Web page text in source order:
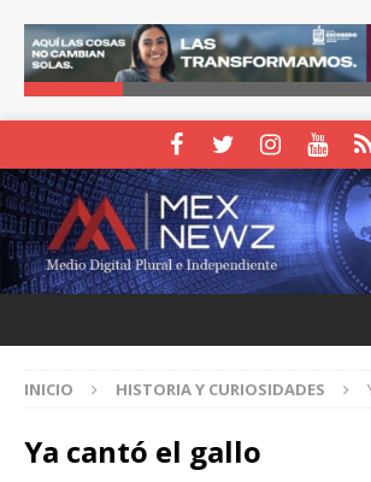
INICIO HISTORIA Y CURIOSIDADES
Ya cantó el gallo